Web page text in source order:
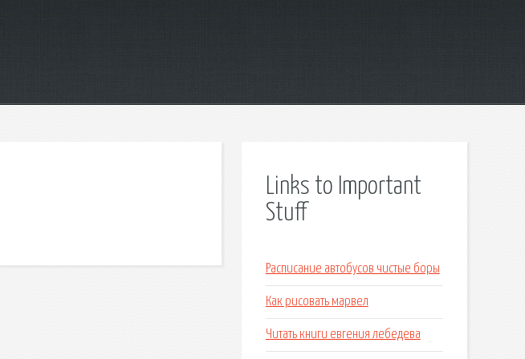
Links to Important
Stuff
Расписание автобусов чистые боры
Как рисовать марвел
Читать книги евгения лебедева